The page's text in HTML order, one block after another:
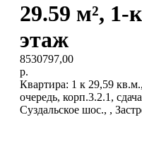
29.59 м², 1-
этаж
8530797,00
р.
Квартира: 1 к 29,59
очередь, корп.3.2.1,
Суздальское шос., ,